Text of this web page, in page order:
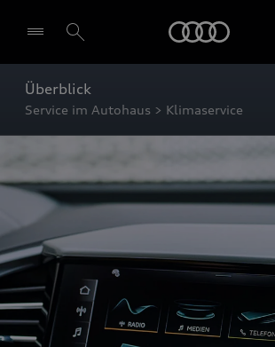
Überblick
Service im Autohaus > Klimaservice